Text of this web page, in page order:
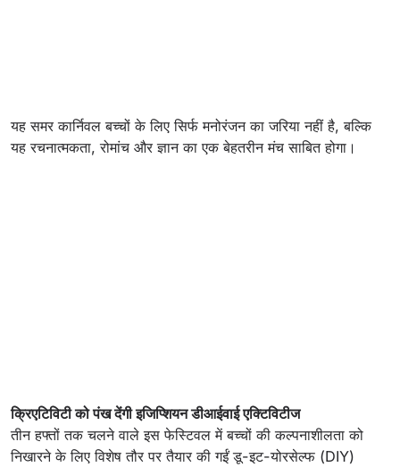
यह समर कार्निवल बच्चों के लिए सिर्फ मनोरंजन का जरिया नहीं है, बल्कि
यह रचनात्मकता, रोमांच और ज्ञान का एक बेहतरीन मंच साबित होगा।
क्रिएटिविटी को पंख देंगी इजिप्शियन डीआईवाई एक्टिविटीज
तीन हफ्तों तक चलने वाले इस फेस्टिवल में बच्चों की कल्पनाशीलता को
निखारने के लिए विशेष तौर पर तैयार की गईं डू-इट-योरसेल्फ (DIY)